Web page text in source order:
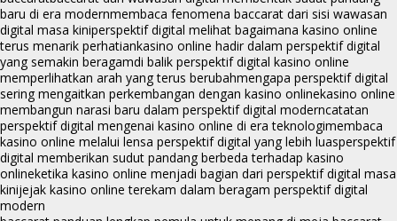
baru di era modernmembaca fenomena baccarat dari sisi wawasan
digital masa kiniperspektif digital melihat bagaimana kasino online
terus menarik perhatiankasino online hadir dalam perspektif digital
yang semakin beragamdi balik perspektif digital kasino online
memperlihatkan arah yang terus berubahmengapa perspektif digital
sering mengaitkan perkembangan dengan kasino onlinekasino online
membangun narasi baru dalam perspektif digital moderncatatan
perspektif digital mengenai kasino online di era teknologimembaca
kasino online melalui lensa perspektif digital yang lebih luasperspektif
digital memberikan sudut pandang berbeda terhadap kasino
onlineketika kasino online menjadi bagian dari perspektif digital masa
kinijejak kasino online terekam dalam beragam perspektif digital
modern